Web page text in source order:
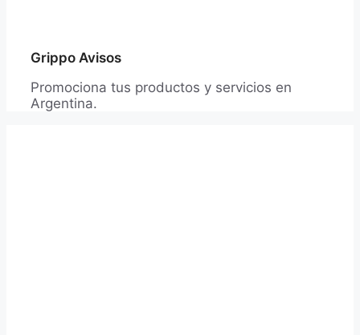
Grippo Avisos
Promociona tus productos y servicios en
Argentina.